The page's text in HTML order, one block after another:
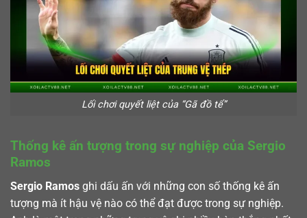
Lối chơi quyết liệt của “Gã đồ tể”
Thống kê ấn tượng trong sự nghiệp của Sergio
Ramos
Sergio Ramos ghi dấu ấn với những con số thống kê ấn
tượng mà ít hậu vệ nào có thể đạt được trong sự nghiệp.